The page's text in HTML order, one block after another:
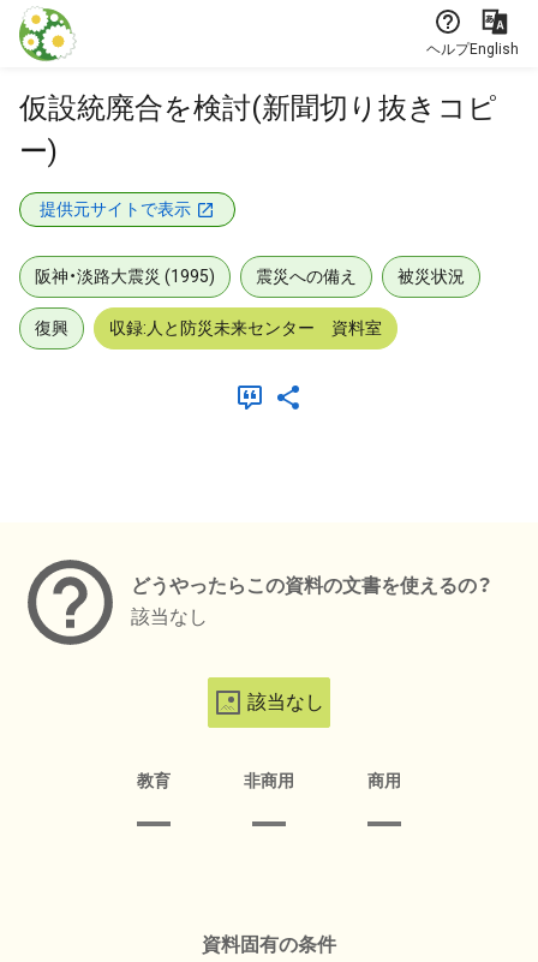
本文に飛ぶ
ヘルプEnglish
仮設統廃合を検討(新聞切り抜きコピ
ー)
提供元サイトで表示
阪神・淡路大震災 (1995) 震災への備え 被災状況
復興 収録:人と防災未来センター 資料室
どうやったらこの資料の文書を使えるの？
該当なし
該当なし
教育 非商用 商用
資料固有の条件